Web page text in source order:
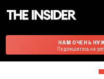
НАМ ОЧЕНЬ
Подпишитесь на